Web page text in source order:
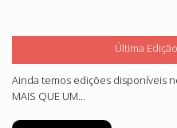
Última
Ainda temos edições disponíveis
MAIS QUE UM...